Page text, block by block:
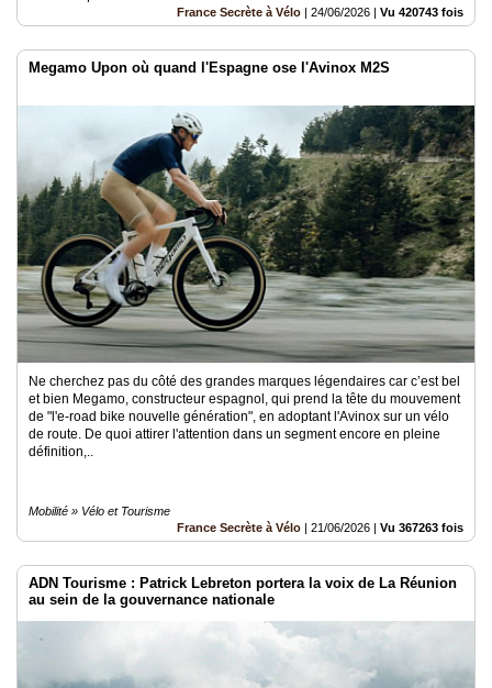
France Secrète à Vélo | 24/06/2026 | Vu 420743 fois
Megamo Upon où quand l'Espagne ose l'Avinox M2S
Ne cherchez pas du côté des grandes marques légendaires car c’est bel
et bien Megamo, constructeur espagnol, qui prend la tête du mouvement
de "l'e-road bike nouvelle génération", en adoptant l'Avinox sur un vélo
de route. De quoi attirer l'attention dans un segment encore en pleine
définition,..
Mobilité » Vélo et Tourisme
France Secrète à Vélo | 21/06/2026 | Vu 367263 fois
ADN Tourisme : Patrick Lebreton portera la voix de La Réunion
au sein de la gouvernance nationale